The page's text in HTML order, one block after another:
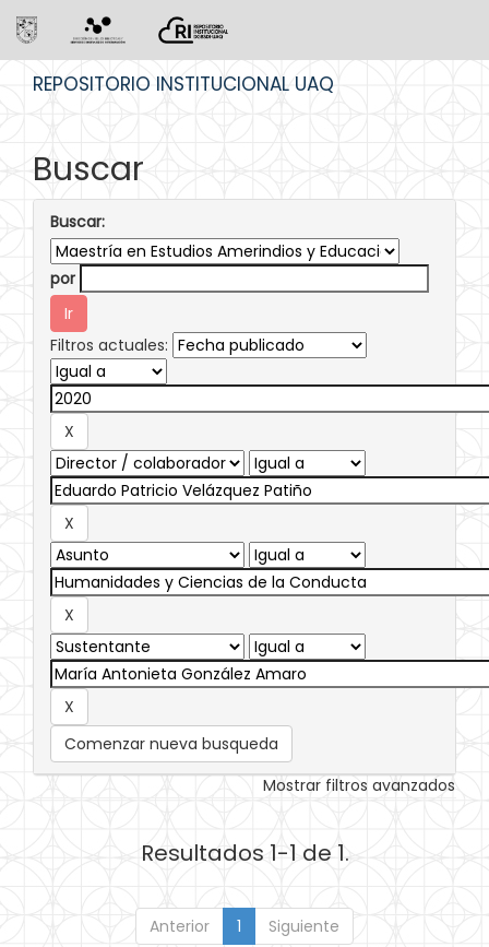
REPOSITORIO INSTITUCIONAL UAQ
Buscar
Buscar:
por
Filtros actuales:
Comenzar nueva busqueda
Mostrar filtros avanzados
Resultados 1-1 de 1.
Anterior 1 Siguiente